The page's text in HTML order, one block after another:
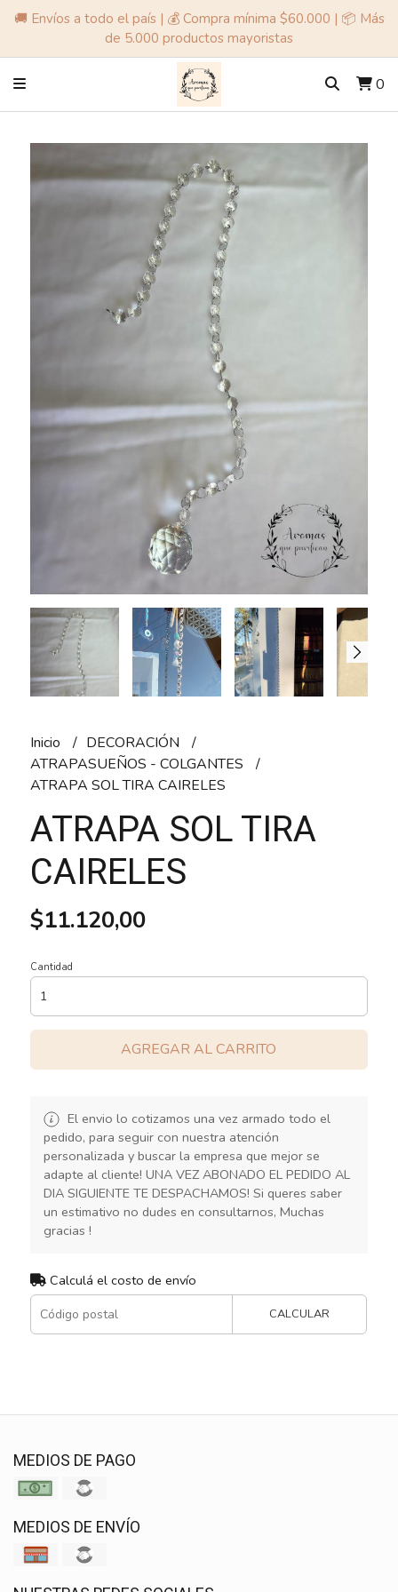
🚚 Envíos a todo el país | 💰 Compra mínima $60.000 | 📦 Más
de 5.000 productos mayoristas
0
Inicio
DECORACIÓN
ATRAPASUEÑOS - COLGANTES
ATRAPA SOL TIRA CAIRELES
ATRAPA SOL TIRA
CAIRELES
$11.120,00
Cantidad
AGREGAR AL CARRITO
El envio lo cotizamos una vez armado todo el
pedido, para seguir con nuestra atención
personalizada y buscar la empresa que mejor se
adapte al cliente! UNA VEZ ABONADO EL PEDIDO AL
DIA SIGUIENTE TE DESPACHAMOS! Si queres saber
un estimativo no dudes en consultarnos, Muchas
gracias !
Calculá el costo de envío
CALCULAR
MEDIOS DE PAGO
MEDIOS DE ENVÍO